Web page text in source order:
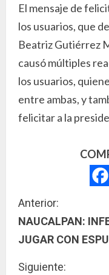
El mensaje de
los usuarios, que
Beatriz Gutiérrez
causó múltiples
los usuarios,
entre ambas, y
felicitar a la
S
i
Anterior:
NAUCALPAN:
JUGAR CON
Siguiente: